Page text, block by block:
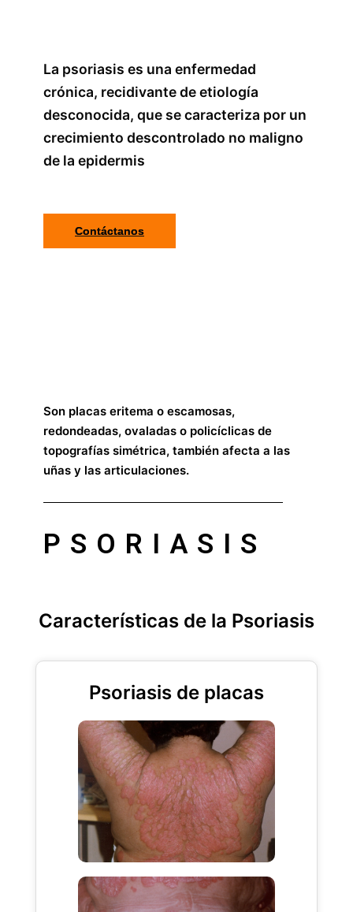
La psoriasis es una enfermedad
crónica, recidivante de etiología
desconocida, que se caracteriza por un
crecimiento descontrolado no maligno
de la epidermis
Contáctanos
Son placas eritema o escamosas,
redondeadas, ovaladas o policíclicas de
topografías simétrica, también afecta a las
uñas y las articulaciones.
PSORIASIS
Características de la Psoriasis
Psoriasis de placas